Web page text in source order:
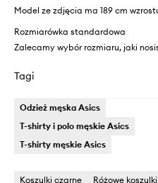
Model ze zdjęcia ma 189 cm
Rozmiarówka standardowa
Zalecamy wybór rozmiaru, jaki
Tagi
Odzież męska Asics
T-shirty i polo męskie Asics
T-shirty męskie Asics
Koszulki czarne Różowe